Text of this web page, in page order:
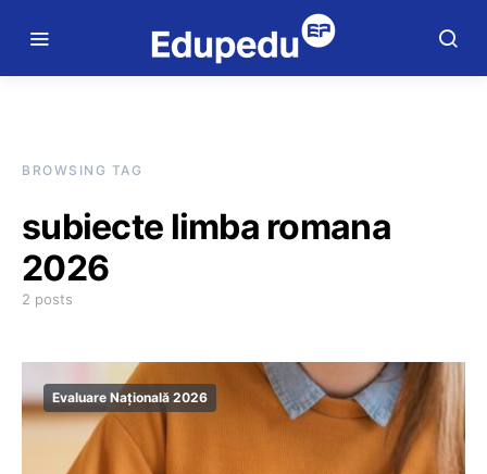
BROWSING TAG
subiecte limba romana
2026
2 posts
Evaluare Națională 2026